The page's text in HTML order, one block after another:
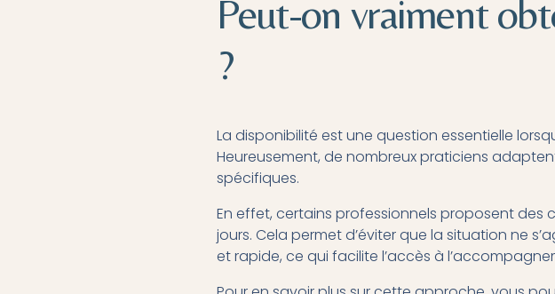
Peut-on vraiment
?
La disponibilité est une question essentielle
Heureusement, de nombreux praticiens
spécifiques.
En effet, certains professionnels proposent des
jours. Cela permet d’éviter que la situation ne
et rapide, ce qui facilite l’accès à